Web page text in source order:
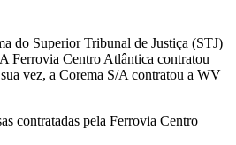
do Superior Tribunal de Justiça (STJ)
Ferrovia Centro Atlântica contratou
vez, a Corema S/A contratou a WV
contratadas pela Ferrovia Centro